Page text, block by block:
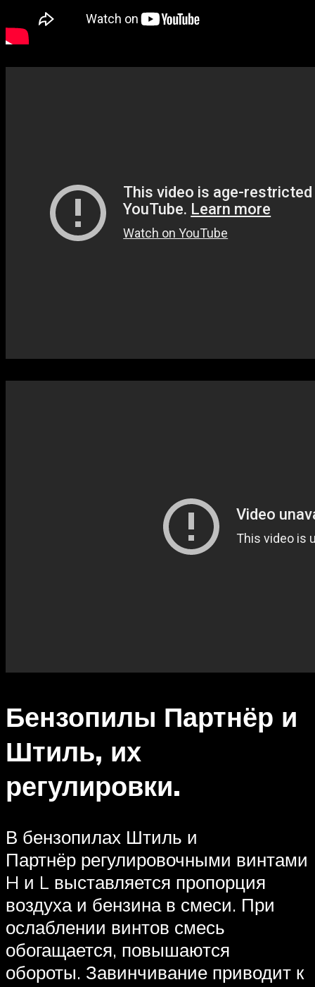
Бензопилы Партнёр и
Штиль, их
регулировки.
В бензопилах Штиль и
Партнёр регулировочными винтами
H и L выставляется пропорция
воздуха и бензина в смеси. При
ослаблении винтов смесь
обогащается, повышаются
обороты. Завинчивание приводит к